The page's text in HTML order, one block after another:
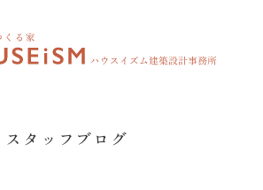
スタッフブログ